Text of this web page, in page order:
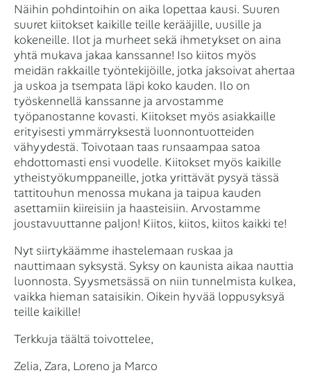
Näihin pohdintoihin on aika lopettaa kausi. Suuren
suuret kiitokset kaikille teille kerääjille, uusille ja
kokeneille. Ilot ja murheet sekä ihmetykset on aina
yhtä mukava jakaa kanssanne! Iso kiitos myös
meidän rakkaille työntekijöille, jotka jaksoivat ahertaa
ja uskoa ja tsempata läpi koko kauden. Ilo on
työskennellä kanssanne ja arvostamme
työpanostanne kovasti. Kiitokset myös asiakkaille
erityisesti ymmärryksestä luonnontuotteiden
vähyydestä. Toivotaan taas runsaampaa satoa
ehdottomasti ensi vuodelle. Kiitokset myös kaikille
ytheistyökumppaneille, jotka yrittävät pysyä tässä
tattitouhun menossa mukana ja taipua kauden
asettamiin kiireisiin ja haasteisiin. Arvostamme
joustavuuttanne paljon! Kiitos, kiitos, kiitos kaikki te!
Nyt siirtykäämme ihastelemaan ruskaa ja
nauttimaan syksystä. Syksy on kaunista aikaa nauttia
luonnosta. Syysmetsässä on niin tunnelmista kulkea,
vaikka hieman sataisikin. Oikein hyvää loppusyksyä
teille kaikille!
Terkkuja täältä toivottelee,
Zelia, Zara, Loreno ja Marco